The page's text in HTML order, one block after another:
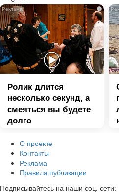
i
Ролик длится
несколько секунд, а
смеяться вы будете
долго
О проекте
Контакты
Реклама
Правила публикации
Подписывайтесь на наши соц. сети: